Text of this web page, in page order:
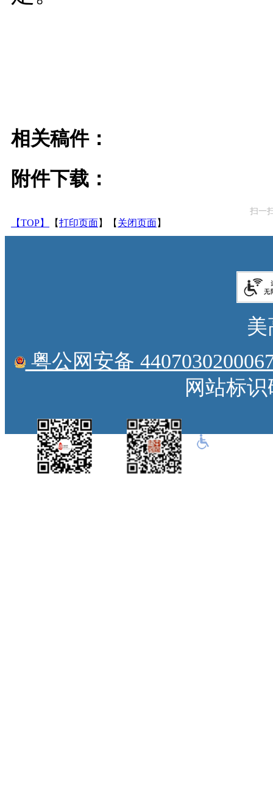
相关稿件：
附件下载：
扫一
【TOP】 【打印页面】【 关闭页面】
美
粤公网安备
网站标识